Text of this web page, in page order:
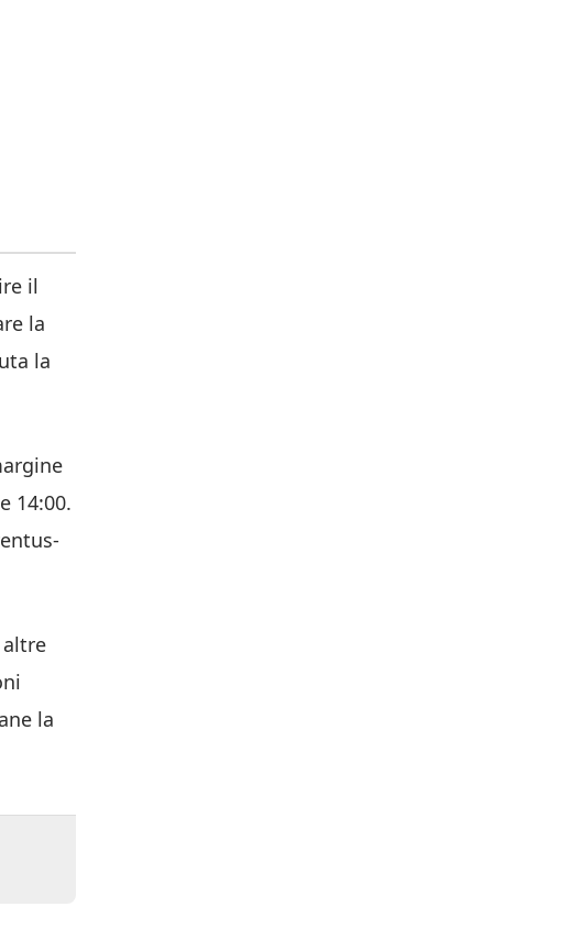
il
la
la
14:00.
la